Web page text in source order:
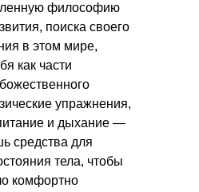
философию
поиска своего
в этом мире,
как части
упражнения,
и дыхание —
средства для
тела, чтобы
комфортно